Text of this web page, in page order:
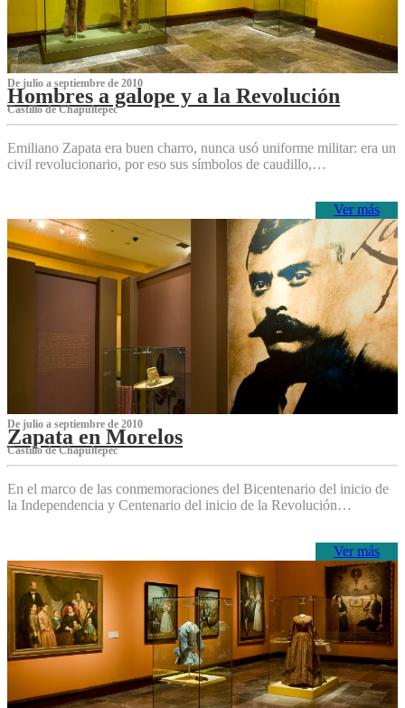
De julio a septiembre de 2010
Hombres a galope y a la Revolución
Castillo de Chapultepec
Emiliano Zapata era buen charro, nunca usó uniforme militar: era un
civil revolucionario, por eso sus símbolos de caudillo,…
Ver más
De julio a septiembre de 2010
Zapata en Morelos
Castillo de Chapultepec
En el marco de las conmemoraciones del Bicentenario del inicio de
la Independencia y Centenario del inicio de la Revolución…
Ver más